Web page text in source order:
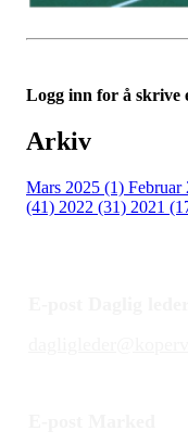
Logg inn for å skrive
Arkiv
Mars 2025 (1) Februar
(41) 2022 (31) 2021